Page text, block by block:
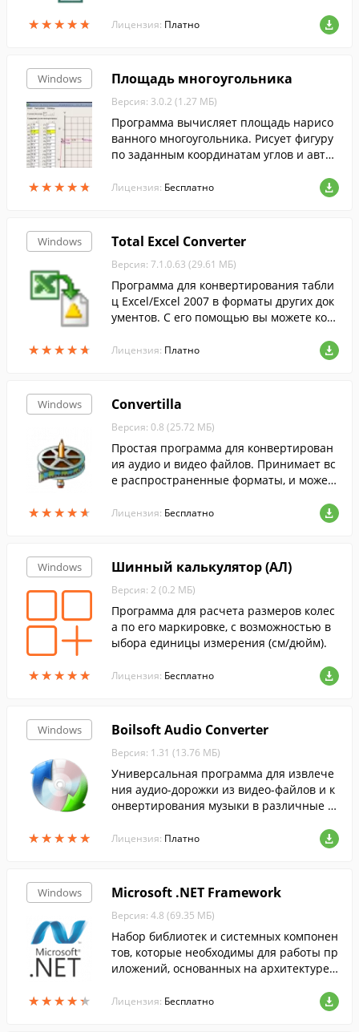
★★★★★
★★★★★
ме.
Лицензия: Платно
Windows
★★★★★
★★★★★
Площадь многоугольника
Версия: 3.0.2 (1.27 МБ)
Программа вычисляет площадь нарисо
ванного многоугольника. Рисует фигуру
по заданным координатам углов и авто
Лицензия: Бесплатно
Windows
★★★★★
★★★★★
Total Excel Converter
Версия: 7.1.0.63 (29.61 МБ)
Программа для конвертирования табли
ц Excel/Excel 2007 в форматы других док
ументов. С его помощью вы можете кон
ц в любой из форматов в пакетном режи
Лицензия: Платно
Windows
★★★★★
★★★★★
Convertilla
Версия: 0.8 (25.72 МБ)
Простая программа для конвертирован
ия аудио и видео файлов. Принимает вс
е распространенные форматы, и может
ьных устройств.
Лицензия: Бесплатно
Windows
★★★★★
★★★★★
Шинный калькулятор (АЛ)
Версия: 2 (0.2 МБ)
Программа для расчета размеров колес
а по его маркировке, с возможностью в
ыбора единицы измерения (см/дюйм).
Лицензия: Бесплатно
Windows
★★★★★
★★★★★
Boilsoft Audio Converter
Версия: 1.31 (13.76 МБ)
Универсальная программа для извлече
ния аудио-дорожки из видео-файлов и к
онвертирования музыки в различные ф
Лицензия: Платно
Windows
★★★★★
★★★★★
Microsoft .NET Framework
Версия: 4.8 (69.35 МБ)
Набор библиотек и системных компонен
тов, которые необходимы для работы пр
иложений, основанных на архитектуре .
Лицензия: Бесплатно